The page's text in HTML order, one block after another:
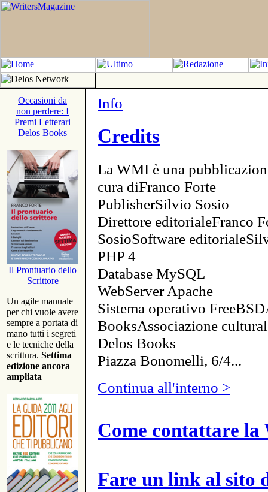
Occasioni da
non perdere: I
Premi Letterari
Delos Books
Il Prontuario dello
Scrittore
Un agile manuale
per chi vuole avere
sempre a portata di
mano tutti i segreti
e le tecniche della
scrittura. Settima
edizione ancora
ampliata
Info
Credits
La WMI è una
cura diFranco Forte
PublisherSilvio Sosio
Direttore editorialeFranco
SosioSoftware
PHP 4
Database MySQL
WebServer Apache
Sistema operativo
BooksAssociazione
Delos Books
Piazza Bonomelli, 6/4...
Continua all'interno >
Come contattare
Fare un link al sito